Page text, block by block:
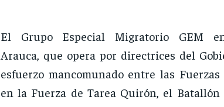
El Grupo Especial Migratorio GEM
Arauca, que opera por directrices del
esfuerzo mancomunado entre las
en la Fuerza de Tarea Quirón, el